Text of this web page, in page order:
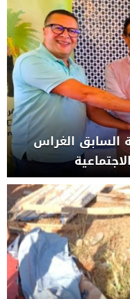
الغراس